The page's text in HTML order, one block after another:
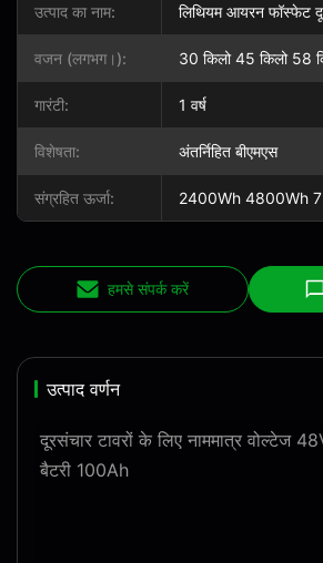
उत्पाद का नाम: लिथियम आयरन फॉस्फेट
वजन (लगभग।): 30 किलो 45 किलो 58
गारंटी: 1 वर्ष
विशेषता: अंतर्निहित बीएमएस
संग्रहित ऊर्जा: 2400Wh 4800Wh
हमसे संपर्क करें
उत्पाद वर्णन
दूरसंचार टावरों के लिए नाममात्र वोल्टेज
बैटरी 100Ah